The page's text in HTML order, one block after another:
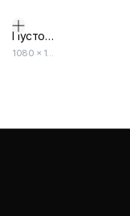
Пустой дизайн-макет
1080 × 1080